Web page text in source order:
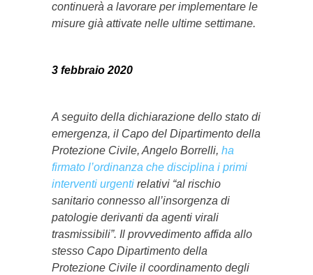
continuerà a lavorare per implementare le
misure già attivate nelle ultime settimane.
3 febbraio 2020
A seguito della dichiarazione dello stato di
emergenza, il Capo del Dipartimento della
Protezione Civile, Angelo Borrelli, ha
firmato l’ordinanza che disciplina i primi
interventi urgenti relativi “al rischio
sanitario connesso all’insorgenza di
patologie derivanti da agenti virali
trasmissibili”. Il provvedimento affida allo
stesso Capo Dipartimento della
Protezione Civile il coordinamento degli